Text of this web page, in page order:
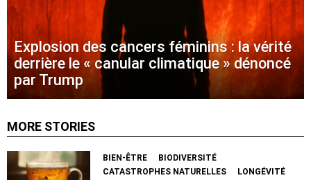
Explosion des cancers féminins : la vérité
derrière le « canular climatique » dénoncé
par Trump
MORE STORIES
BIEN-ÊTRE
BIODIVERSITÉ
CATASTROPHES NATURELLES
LONGÉVITÉ